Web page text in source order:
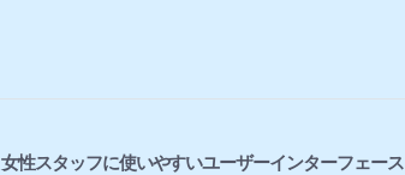
女性スタッフに使いやすいユーザーインターフェース